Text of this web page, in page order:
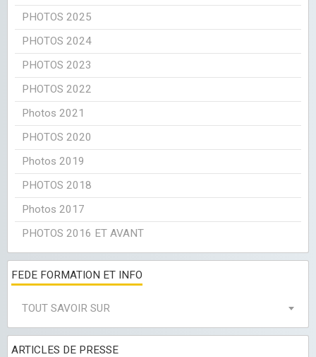
PHOTOS 2025
PHOTOS 2024
PHOTOS 2023
PHOTOS 2022
Photos 2021
PHOTOS 2020
Photos 2019
PHOTOS 2018
Photos 2017
PHOTOS 2016 ET AVANT
FEDE FORMATION ET INFO
TOUT SAVOIR SUR
ARTICLES DE PRESSE